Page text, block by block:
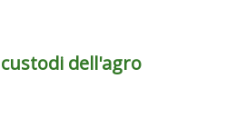
dell'agro